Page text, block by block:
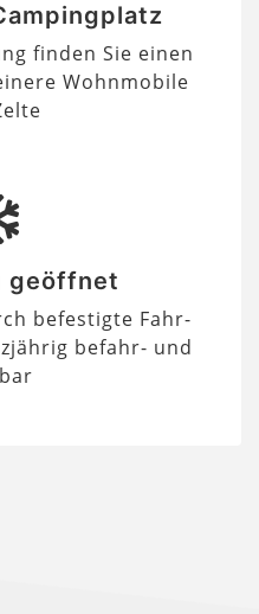
finden Sie einen
Wohnmobile
geöffnet
befestigte Fahr-
befahr- und